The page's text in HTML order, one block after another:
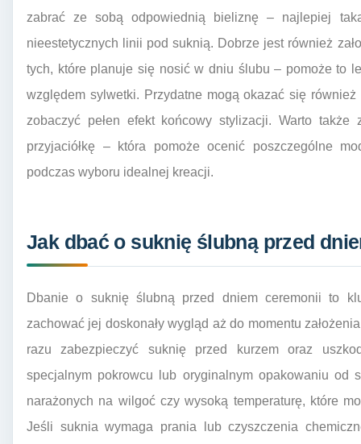
zabrać ze sobą odpowiednią bieliznę – najlepiej
nieestetycznych linii pod suknią. Dobrze jest również
tych, które planuje się nosić w dniu ślubu – pomoże to
względem sylwetki. Przydatne mogą okazać się
zobaczyć pełen efekt końcowy stylizacji. Warto
przyjaciółkę – która pomoże ocenić poszczególne
podczas wyboru idealnej kreacji.
Jak dbać o suknię ślubną przed
Dbanie o suknię ślubną przed dniem ceremonii to
zachować jej doskonały wygląd aż do momentu
razu zabezpieczyć suknię przed kurzem oraz
specjalnym pokrowcu lub oryginalnym opakowaniu od
narażonych na wilgoć czy wysoką temperaturę, które
Jeśli suknia wymaga prania lub czyszczenia